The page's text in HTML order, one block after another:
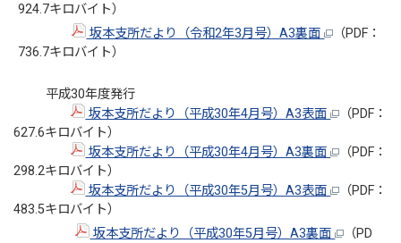
924.7キロバイト）
坂本支所だより（令和2年3月号）A3裏面
（PDF：
736.7キロバイト）
平成30年度発行
坂本支所だより（平成30年4月号）A3表面
（PDF：
627.6キロバイト）
坂本支所だより（平成30年4月号）A3裏面
（PDF：
298.2キロバイト）
坂本支所だより（平成30年5月号）A3表面
（PDF：
483.5キロバイト）
坂本支所だより（平成30年5月号）A3裏面
（PD